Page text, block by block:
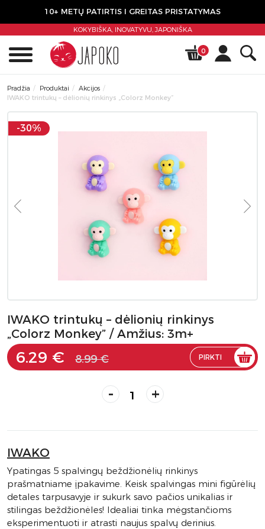
10+ METŲ PATIRTIS I GREITAS PRISTATYMAS
KOKYBIŠKA, INOVATYVU,JAPONIŠKA
0
Pradžia Produktai
Akcijos
IWAKO trintukų – dėlionių rinkinys „Colorz Monkey”
-30%
IWAKO trintukų – dėlionių rinkinys
„Colorz Monkey” / Amžius: 3m+
6.29 € 8.99 € PIRKTI
- +
IWAKO
Ypatingas 5 spalvingų beždžionėlių rinkinys
prašmatniame įpakavime. Keisk spalvingas mini figūrėlių
detales tarpusavyje ir sukurk savo pačios unikalias ir
stilingas beždžionėles! Idealiai tinka mėgstančioms
eksperimentuoti ir atrasti naujus spalvų derinius.